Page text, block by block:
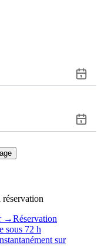
→Réservation
sous 72 h
sur